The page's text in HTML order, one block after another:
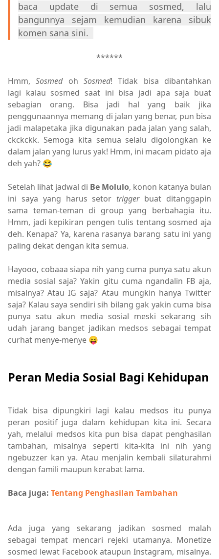
baca update di semua sosmed, lalu
bangunnya sejam kemudian karena sibuk
komen sana sini.
******
Hmm,SosmedohSosmed! Tidak bisa dibantahkan
lagi kalau sosmed saat ini bisa jadi apa saja buat
sebagian orang. Bisa jadi hal yang baik jika
penggunaannya memang di jalan yang benar, pun bisa
jadi malapetaka jika digunakan pada jalan yang salah,
ckckckk. Semoga kita semua selalu digolongkan ke
dalam jalan yang lurus yak! Hmm, ini macam pidato aja
deh yah? 😂
Setelah lihat jadwal di Be Molulo, konon katanya bulan
ini saya yang harus setor triggerbuat ditanggapin
sama teman-teman di group yang berbahagia itu.
Hmm, jadi kepikiran pengen tulis tentang sosmed aja
deh. Kenapa? Ya, karena rasanya barang satu ini yang
paling dekat dengan kita semua.
Hayooo, cobaaa siapa nih yang cuma punya satu akun
media sosial saja? Yakin gitu cuma ngandalin FB aja,
misalnya? Atau IG saja? Atau mungkin hanya Twitter
saja? Kalau saya sendiri sih bilang gak yakin cuma bisa
punya satu akun media sosial meski sekarang sih
udah jarang banget jadikan medsos sebagai tempat
curhat menye-menye 😝
Peran Media Sosial Bagi Kehidupan
Tidak bisa dipungkiri lagi kalau medsos itu punya
peran positif juga dalam kehidupan kita ini. Secara
yah, melalui medsos kita pun bisa dapat penghasilan
tambahan, misalnya seperti kita-kita ini nih yang
ngebuzzer kan ya. Atau menjalin kembali silaturahmi
dengan famili maupun kerabat lama.
Baca juga: Tentang Penghasilan Tambahan
Ada juga yang sekarang jadikan sosmed malah
sebagai tempat mencari rejeki utamanya. Monetize
sosmed lewat Facebook ataupun Instagram, misalnya.